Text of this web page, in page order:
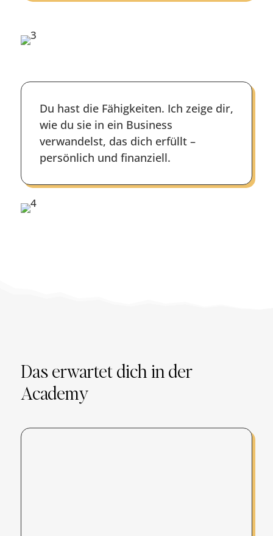
Du hast die Fähigkeiten. Ich zeige dir,
wie du sie in ein Business
verwandelst, das dich erfüllt –
persönlich und finanziell.
Das erwartet dich in der
Academy